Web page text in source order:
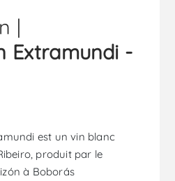
|
Extramundi -
est un vin blanc
produit par le
à Boborás